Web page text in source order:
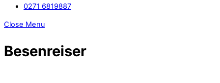
0271 6819887
Close Menu
Besenreiser